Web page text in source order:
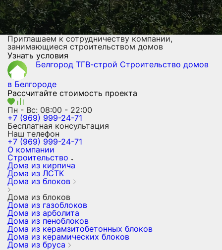
Приглашаем к сотрудничеству компании,
занимающиеся строительством домов
Узнать условия
Белгород ТГВ-строй Строительство домов
в Белгороде
Рассчитайте стоимость проекта
Пн - Вс: 08:00 - 22:00
+7 (969) 999-24-71
Бесплатная консультация
Наш телефон
+7 (969) 999-24-71
О компании
Строительство
Дома из кирпича
Дома из ЛСТК
Дома из блоков
Дома из блоков
Дома из газоблоков
Дома из арболита
Дома из пеноблоков
Дома из керамзитобетонных блоков
Дома из керамических блоков
Дома из бруса